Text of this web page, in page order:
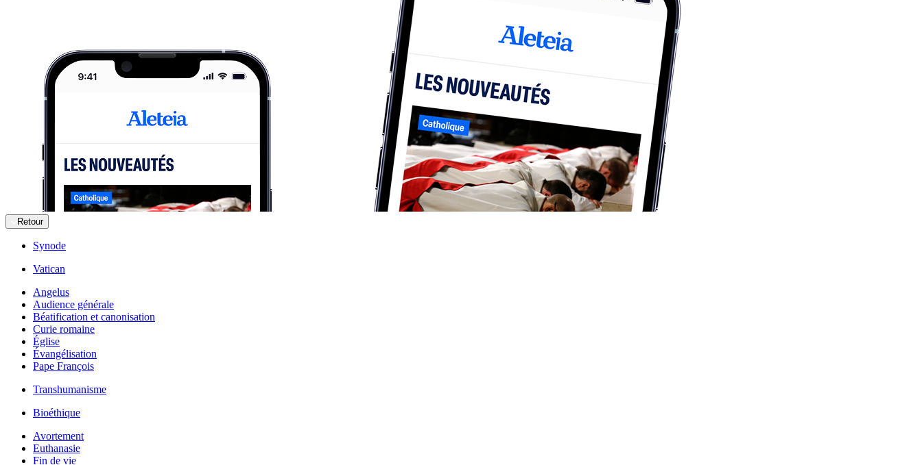
Retour
Synode
Vatican
Angelus
Audience générale
Béatification et canonisation
Curie romaine
Église
Évangélisation
Pape François
Transhumanisme
Bioéthique
Avortement
Euthanasie
Fin de vie